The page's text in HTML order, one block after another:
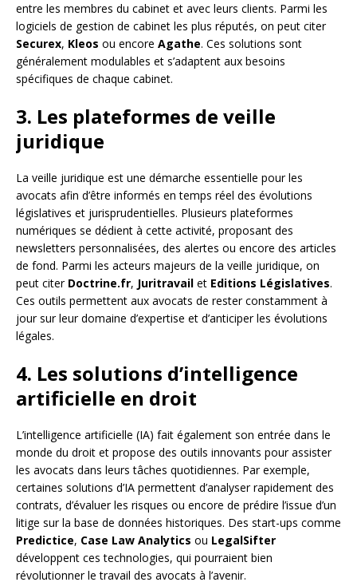
entre les membres du cabinet et avec leurs clients. Parmi les
logiciels de gestion de cabinet les plus réputés, on peut citer
Securex, Kleos ou encore Agathe. Ces solutions sont
généralement modulables et s’adaptent aux besoins
spécifiques de chaque cabinet.
3. Les plateformes de veille
juridique
La veille juridique est une démarche essentielle pour les
avocats afin d’être informés en temps réel des évolutions
législatives et jurisprudentielles. Plusieurs plateformes
numériques se dédient à cette activité, proposant des
newsletters personnalisées, des alertes ou encore des articles
de fond. Parmi les acteurs majeurs de la veille juridique, on
peut citer Doctrine.fr, Juritravail et Editions Législatives.
Ces outils permettent aux avocats de rester constamment à
jour sur leur domaine d’expertise et d’anticiper les évolutions
légales.
4. Les solutions d’intelligence
artificielle en droit
L’intelligence artificielle (IA) fait également son entrée dans le
monde du droit et propose des outils innovants pour assister
les avocats dans leurs tâches quotidiennes. Par exemple,
certaines solutions d’IA permettent d’analyser rapidement des
contrats, d’évaluer les risques ou encore de prédire l’issue d’un
litige sur la base de données historiques. Des start-ups comme
Predictice, Case Law Analytics ou LegalSifter
développent ces technologies, qui pourraient bien
révolutionner le travail des avocats à l’avenir.